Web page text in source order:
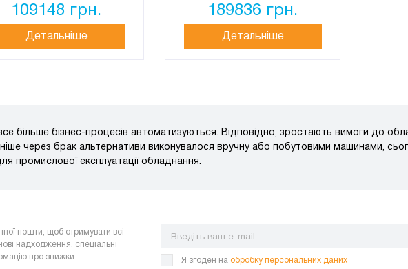
109148 грн.
Детальніше
189836 грн.
Детальніше
більше бізнес-процесів автоматизуються. Відповідно, зростають вимоги до
через брак альтернативи виконувалося вручну або побутовими машинами,
промислової експлуатації обладнання.
пошти, щоб отримувати всі
надходження, спеціальні
про знижки.
Я згоден на обробку персональних даних